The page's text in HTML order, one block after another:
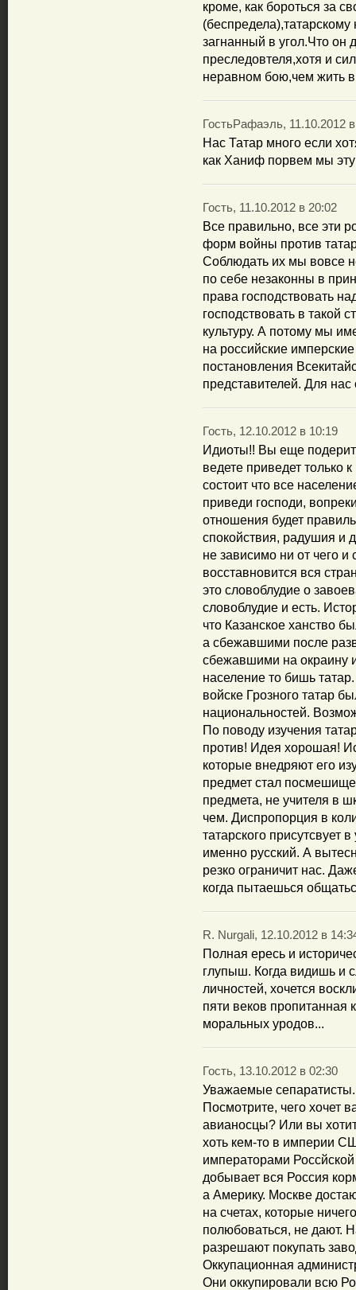
кроме, как бороться за
(беспредела),татарскому
загнанный в угол.Что он
преследовтеля,хотя и
неравном бою,чем жить в
ГостьРафаэль, 11.10.2012
Нас Татар много если
как Ханиф порвем мы
Гость, 11.10.2012 в 20:02
Все правильно, все эти
форм войны против
Соблюдать их мы вовсе
по себе незаконны в
права господствовать
господствовать в такой
культуру. А потому мы
на российские
постановления
представителей. Для
Гость, 12.10.2012 в 10:19
Идиоты!! Вы еще
ведете приведет только
состоит что все
приведи господи,
отношения будет
спокойствия, радушия и
не зависимо ни от чего и
восставновится вся
это словоблудие о
словоблудие и есть.
что Казанское ханство
а сбежавшими после
сбежавшими на окраину
население то бишь
войске Грозного татар
национальностей.
По поводу изучения
против! Идея хорошая!
которые внедряют его
предмет стал
предмета, не учителя в
чем. Диспропорция в
татарского присутсвует
именно русский. А
резко ограничит нас.
когда пытаешься
R. Nurgali, 12.10.2012 в
Полная ересь и
глупыш. Когда видишь и
личностей, хочется
пяти веков пропитанная
моральных уродов...
Гость, 13.10.2012 в 02:30
Уважаемые
Посмотрите, чего хочет
авианосцы? Или вы
хоть кем-то в империи
императорами
добывает вся Россия
а Америку. Москве
на счетах, которые
полюбоваться, не дают.
разрешают покупать
Оккупационная
Они оккупировали всю